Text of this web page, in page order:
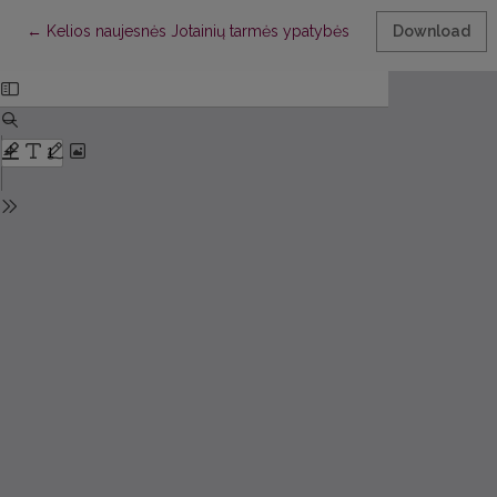
← Return to Article Details
Kelios naujesnės Jotainių tarmės ypatybės Download